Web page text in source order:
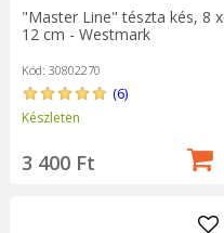
"Master Line" tészta kés, 8 x
12 cm - Westmark
Kód: 30802270
(6)
Készleten
3 400 Ft